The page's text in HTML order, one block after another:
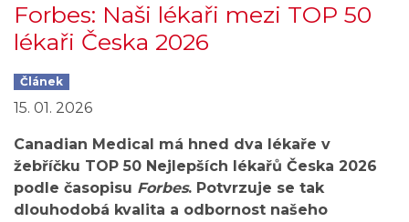
Forbes: Naši lékaři mezi TOP 50
lékaři Česka 2026
Článek
15. 01. 2026
Canadian Medical má hned dva lékaře v
žebříčku TOP 50 Nejlepších lékařů Česka 2026
podle časopisu Forbes. Potvrzuje se tak
dlouhodobá kvalita a odbornost našeho